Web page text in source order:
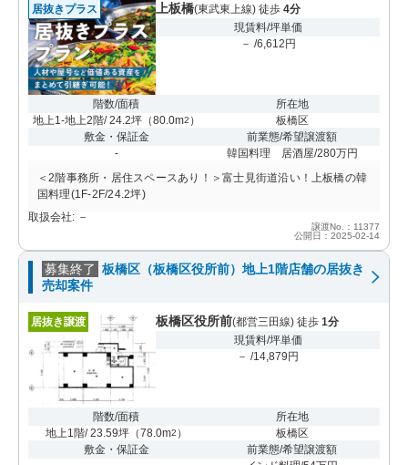
居抜きプラス 上板橋(東武東上線) 徒歩 4分
現賃料/坪単価
－ /6,612円
階数/面積
地上1-地上2階/ 24.2坪（80.0m2 ）
所在地
板橋区
敷金・保証金
-
前業態/希望譲渡額
韓国料理 居酒屋/280万円
＜2階事務所・居住スペースあり！＞富士見街道沿い！上板橋の韓
国料理(1F-2F/24.2坪)
取扱会社: －
譲渡No.：11377
公開日：2025-02-14
募集終了 板橋区（板橋区役所前）地上1階店舗の居抜き
売却案件
居抜き譲渡 板橋区役所前(都営三田線) 徒歩 1分
現賃料/坪単価
－ /14,879円
階数/面積
地上1階/ 23.59坪（78.0m2 ）
所在地
板橋区
敷金・保証金
前業態/希望譲渡額